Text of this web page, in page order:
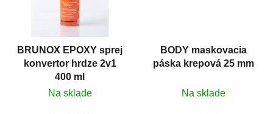
BRUNOX EPOXY sprej
konvertor hrdze 2v1
400 ml
Na sklade
BODY maskovacia
páska krepová 25 mm
Na sklade